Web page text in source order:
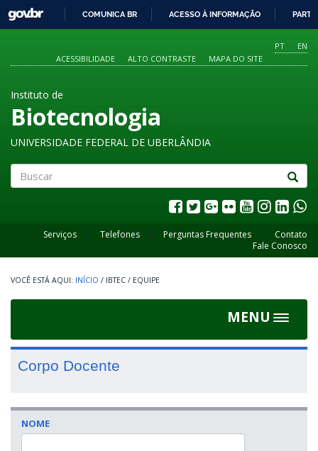
O
CONTEÚDO
GOVBR
COMUNICA BR ACESSO À INFORMAÇÃO
PT
EN
ACESSIBILIDADE
ALTO CONTRASTE MAPA DO SITE
Instituto de
Biotecnologia
UNIVERSIDADE FEDERAL DE UBERLÂNDIA
Serviços Telefones Perguntas Frequentes
Contato
Fale Conosco
INÍCIO / IBTEC / EQUIPE
MENU
Toggle
Corpo Docente
NOME